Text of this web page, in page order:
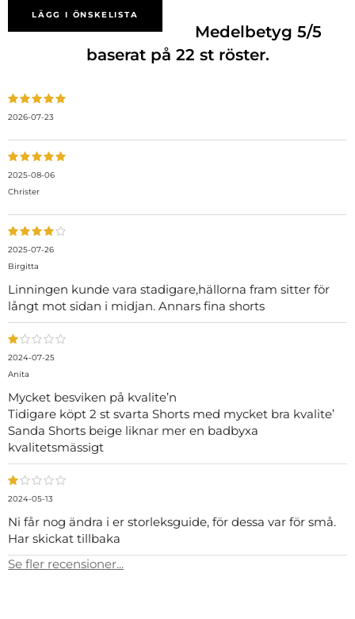
LÄGG I ÖNSKELISTA
Medelbetyg5/5
baserat på 22 st röster.
2026-07-23
2025-08-06
Christer
2025-07-26
Birgitta
Linningen kunde vara stadigare,hällorna fram sitter för
långt mot sidan i midjan. Annars fina shorts
2024-07-25
Anita
Mycket besviken på kvalite’n
Tidigare köpt 2 st svarta Shorts med mycket bra kvalite’
Sanda Shorts beige liknar mer en badbyxa
kvalitetsmässigt
2024-05-13
Ni får nog ändra i er storleksguide, för dessa var för små.
Har skickat tillbaka
Se fler recensioner...